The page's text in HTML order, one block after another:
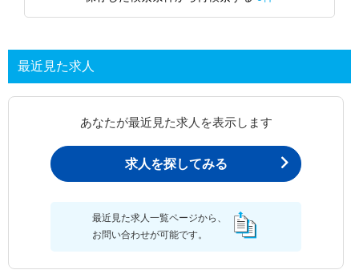
最近見た求人
あなたが最近見た求人を表示します
求人を探してみる
最近見た求人一覧ページから、
お問い合わせが可能です。